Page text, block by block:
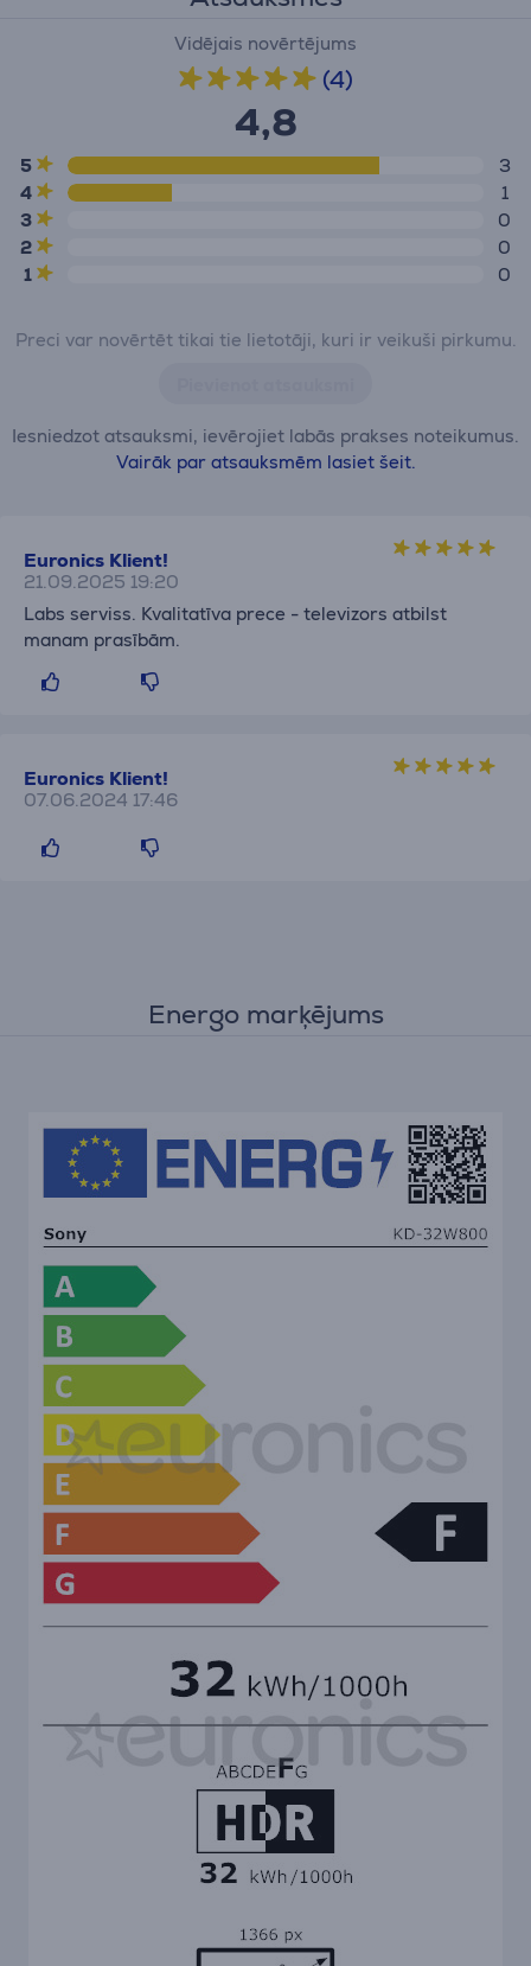
Vidējais novērtējums
(4)
4,8
5
3
4
1
3
0
2
0
1
0
Preci var novērtēt tikai tie lietotāji, kuri ir veikuši pirkumu.
Iesniedzot atsauksmi, ievērojiet labās prakses noteikumus.
Vairāk par atsauksmēm lasiet šeit.
Euronics Klient!
21.09.2025 19:20
Labs serviss. Kvalitatīva prece - televizors atbilst
manam prasībām.
Euronics Klient!
07.06.2024 17:46
Energo marķējums